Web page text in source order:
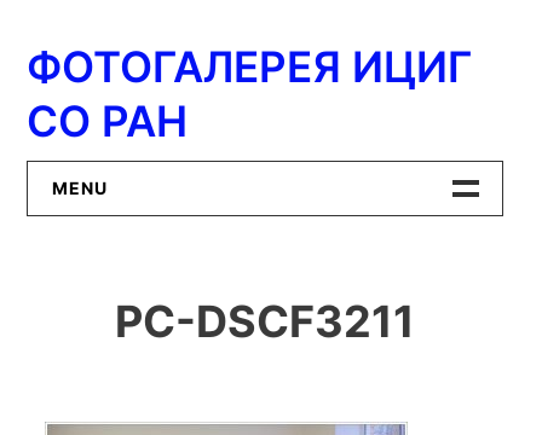
содержимому
ФОТОГАЛЕРЕЯ ИЦИГ
СО РАН
MENU
ИЦиГ СО РАН
PC-DSCF3211